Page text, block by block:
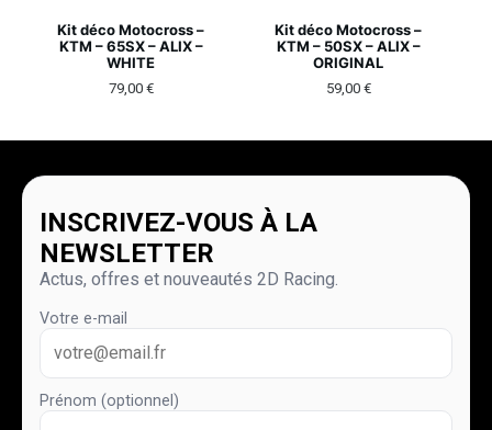
Kit déco Motocross –
KTM – 65SX – ALIX –
WHITE
79,00 €
Kit déco Motocross –
KTM – 50SX – ALIX –
ORIGINAL
59,00 €
INSCRIVEZ-VOUS À LA
NEWSLETTER
Actus, offres et nouveautés 2D Racing.
Votre e-mail
Prénom (optionnel)